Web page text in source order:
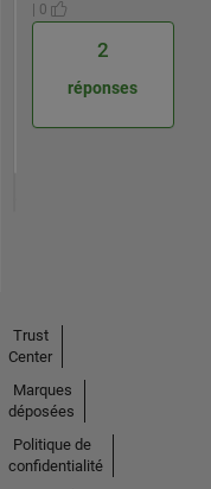
| 0
2
réponses
Trust
Center
Marques
déposées
Politique de
confidentialité